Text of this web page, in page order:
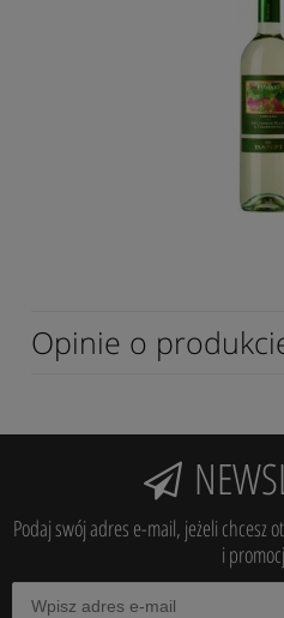
Opinie o
Podaj swój adres e-mail, jeżeli chcesz
i